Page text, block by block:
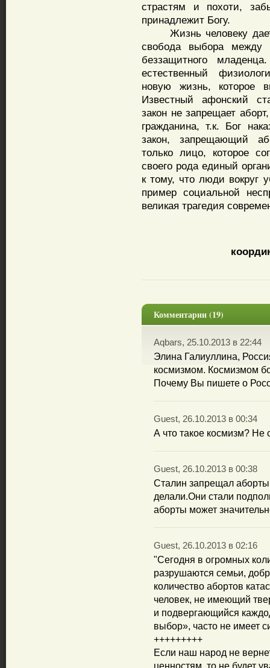
страстям и похоти,
принадлежит Богу.
Жизнь человеку
свобода выбора
беззащитного
естественный
новую жизнь, которое
Известный афонский
закон не запрещает
гражданина, т.к. Бог
закон, запрещающий
только лицо, которое
своего рода единый
к тому, что люди вокруг
пример социальной
великая трагедия
Комментарии (19)
Aqbars, 25.10.2013 в 22:44
Элина Галиуллина,
космизмом. Космизмом
Почему Вы пишете о
Guest, 26.10.2013 в 00:34
А что такое космизм? Не
Guest, 26.10.2013 в 00:38
Сталин запрещал
делали.Они стали
аборты может
Guest, 26.10.2013 в 02:16
"Сегодня в огромных
разрушаются семьи,
количество абортов
человек, не имеющий
и подвергающийся
выбор», часто не имеет
+++++++++
Если наш народ не
ценностям, то не будет